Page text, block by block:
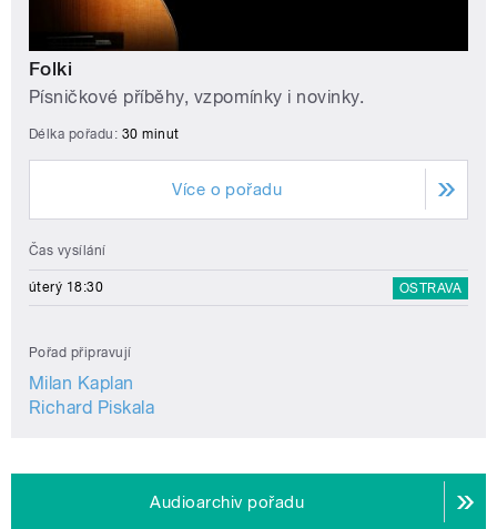
Folki
Písničkové příběhy, vzpomínky i novinky.
Délka pořadu: 30 minut
Více o pořadu
Čas vysílání
úterý 18:30 OSTRAVA
Pořad připravují
Milan Kaplan
Richard Piskala
Audioarchiv pořadu